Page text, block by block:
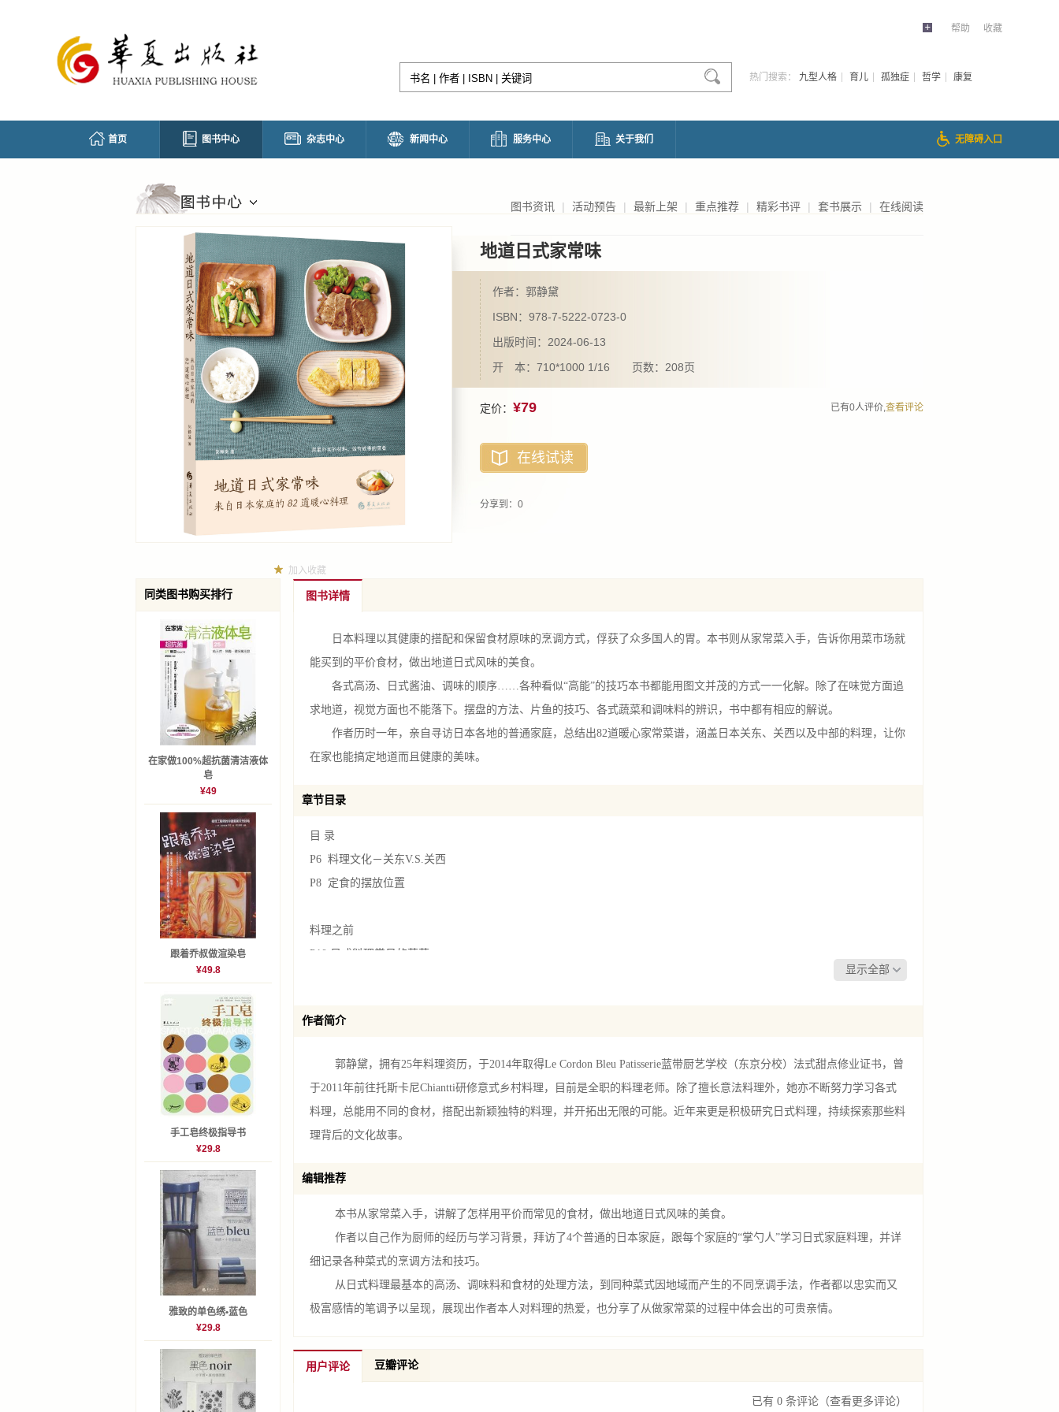
帮助 收藏
热门搜索： 九型人格 育儿 孤独症 哲学 康复
首页 图书中心 杂志中心 新闻中心 服务中心 关于我们 无障碍入口
图书资讯 | 活动预告 | 最新上架 | 重点推荐 | 精彩书评 | 套书展示 | 在线阅读
加入收藏
地道日式家常味
作者：郭静黛
ISBN：978-7-5222-0723-0
出版时间：2024-06-13
开 本：710*1000 1/16 页数：208页
定价： ¥79 已有0人评价,查看评论
在线试读
分享到： 0
同类图书购买排行
在家做100%超抗菌清洁液体
皂
¥49
跟着乔叔做渲染皂
¥49.8
手工皂终极指导书
¥29.8
雅致的单色绣•蓝色
¥29.8
图书详情
日本料理以其健康的搭配和保留食材原味的烹调方式，俘获了众多国人的胃。本书则从家常菜入手，告诉你用菜市场就
能买到的平价食材，做出地道日式风味的美食。
各式高汤、日式酱油、调味的顺序……各种看似“高能”的技巧本书都能用图文并茂的方式一一化解。除了在味觉方面追
求地道，视觉方面也不能落下。摆盘的方法、片鱼的技巧、各式蔬菜和调味料的辨识，书中都有相应的解说。
作者历时一年，亲自寻访日本各地的普通家庭，总结出82道暖心家常菜谱，涵盖日本关东、关西以及中部的料理，让你
在家也能搞定地道而且健康的美味。
章节目录
目 录
P6 料理文化－关东V.S.关西
P8 定食的摆放位置
料理之前
P10 日式料理常见的蔬菜
P16 特选调味料提升料理的美味
美味的前提
P22 日式料理的调味顺序
P24 日式高汤的灵魂食材：小鱼干、昆布、柴鱼片
P28 秋葵的预处理
P28 八方酱油做法/魔芋的预处理/莲藕的预处理
P29 片鱼技法/烘焙纸技法
CHAPTER 1 关东地区 松浦妈妈的家常味
P36 马铃薯炖肉/金平莲藕/鸡肉丸子/凉拌山药/玉子烧/汆烫四季豆/舞菇味噌汤 PART 1
P45 关东关西的玉子烧，调味大不同
显示全部
作者简介
郭静黛，拥有25年料理资历，于2014年取得Le Cordon Bleu Patisserie蓝带厨艺学校（东京分校）法式甜点修业证书，曾
于2011年前往托斯卡尼Chiantti研修意式乡村料理，目前是全职的料理老师。除了擅长意法料理外，她亦不断努力学习各式
料理，总能用不同的食材，搭配出新颖独特的料理，并开拓出无限的可能。近年来更是积极研究日式料理，持续探索那些料
理背后的文化故事。
编辑推荐
本书从家常菜入手，讲解了怎样用平价而常见的食材，做出地道日式风味的美食。
作者以自己作为厨师的经历与学习背景，拜访了4个普通的日本家庭，跟每个家庭的“掌勺人”学习日式家庭料理，并详
细记录各种菜式的烹调方法和技巧。
从日式料理最基本的高汤、调味料和食材的处理方法，到同种菜式因地域而产生的不同烹调手法，作者都以忠实而又
极富感情的笔调予以呈现，展现出作者本人对料理的热爱，也分享了从做家常菜的过程中体会出的可贵亲情。
用户评论 豆瓣评论
已有 0 条评论 （查看更多评论）